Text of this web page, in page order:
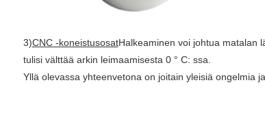
3)CNC -koneistusosatHalkeaminen voi johtua matalan
tulisi välttää arkin leimaamisesta 0 ° C: ssa.
Yllä olevassa yhteenvetona on joitain yleisiä ongelmia